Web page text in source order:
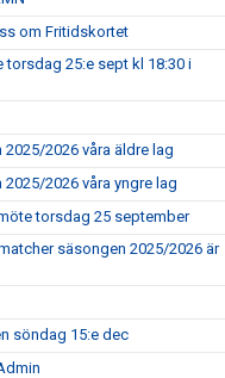
om Fritidskortet
25:e sept kl 18:30 i
2026 våra äldre lag
2026 våra yngre lag
torsdag 25 september
säsongen 2025/2026 är
söndag 15:e dec